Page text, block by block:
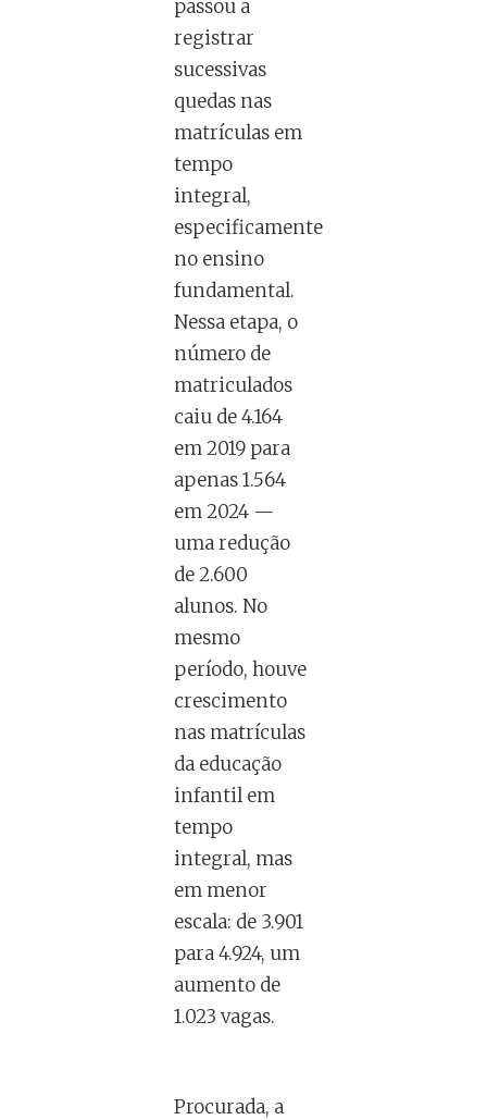
passou a
registrar
sucessivas
quedas nas
matrículas em
tempo
integral,
especificamente
no ensino
fundamental.
Nessa etapa, o
número de
matriculados
caiu de 4.164
em 2019 para
apenas 1.564
em 2024 —
uma redução
de 2.600
alunos. No
mesmo
período, houve
crescimento
nas matrículas
da educação
infantil em
tempo
integral, mas
em menor
escala: de 3.901
para 4.924, um
aumento de
1.023 vagas.
Procurada, a